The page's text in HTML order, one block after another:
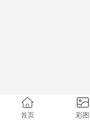
首页 彩图